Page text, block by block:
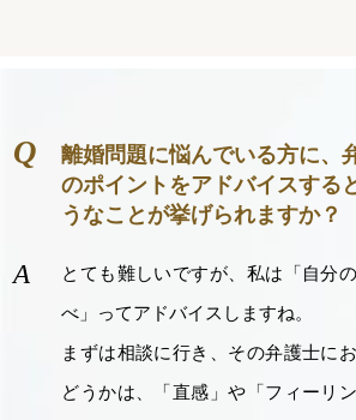
離婚問題に悩んでいる方に、
のポイントをアドバイスする
うなことが挙げられますか？
とても難しいですが、私は「自分
べ」ってアドバイスしますね。
まずは相談に行き、その弁護士に
どうかは、「直感」や「フィーリ